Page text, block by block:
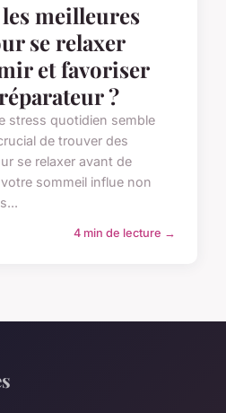
meilleures
se relaxer
et favoriser
?
stress quotidien semble
de trouver des
se relaxer avant de
sommeil influe non
4 min de lecture →